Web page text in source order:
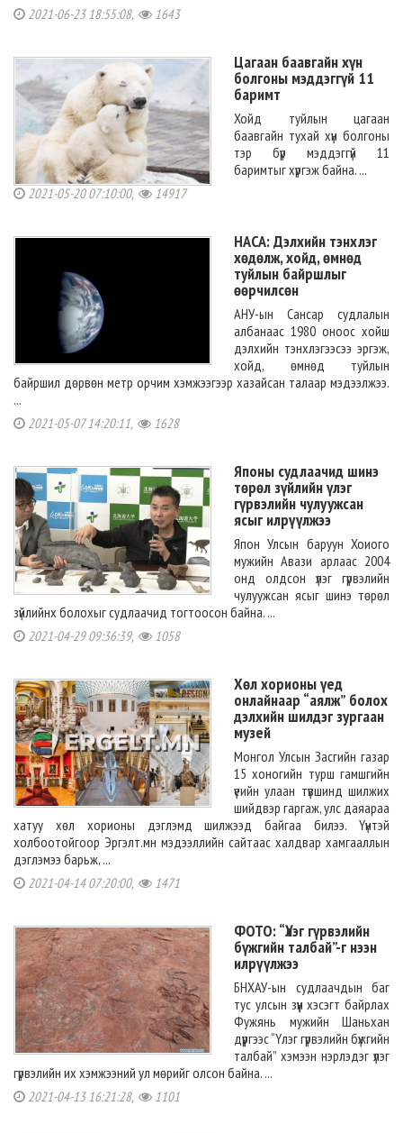
2021-06-23 18:55:08, 1643
Цагаан баавгайн хүн
болгоны мэддэггүй 11
баримт
Хойд туйлын цагаан
баавгайн тухай хүн болгоны
тэр бүр мэддэггүй 11
баримтыг хүргэж байна. ...
2021-05-20 07:10:00, 14917
НАСА: Дэлхийн тэнхлэг
хөдөлж, хойд, өмнөд
туйлын байршлыг
өөрчилсөн
АНУ-ын Сансар судлалын
албанаас 1980 оноос хойш
дэлхийн тэнхлэгээсээ эргэж,
хойд, өмнөд туйлын
байршил дөрвөн метр орчим хэмжээгээр хазайсан талаар мэдээлжээ.
...
2021-05-07 14:20:11, 1628
Японы судлаачид шинэ
төрөл зүйлийн үлэг
гүрвэлийн чулуужсан
ясыг илрүүлжээ
Япон Улсын баруун Хоиого
мужийн Авази арлаас 2004
онд олдсон үлэг гүрвэлийн
чулуужсан ясыг шинэ төрөл
зүйлийнх болохыг судлаачид тогтоосон байна. ...
2021-04-29 09:36:39, 1058
Хөл хорионы үед
онлайнаар “аялж” болох
дэлхийн шилдэг зургаан
музей
Монгол Улсын Засгийн газар
15 хоногийн турш гамшгийн
үеийн улаан түвшинд шилжих
шийдвэр гаргаж, улс даяараа
хатуу хөл хорионы дэглэмд шилжээд байгаа билээ. Үүнтэй
холбоотойгоор Эргэлт.мн мэдээллийн сайтаас халдвар хамгааллын
дэглэмээ барьж, ...
2021-04-14 07:20:00, 1471
ФОТО: “Үлэг гүрвэлийн
бүжгийн талбай”-г нээн
илрүүлжээ
БНХАУ-ын судлаачдын баг
тус улсын зүүн хэсэгт байрлах
Фужянь мужийн Шаньхан
дүүргээс “Үлэг гүрвэлийн бүжгийн
талбай” хэмээн нэрлэдэг үлэг
гүрвэлийн их хэмжээний ул мөрийг олсон байна. ...
2021-04-13 16:21:28, 1101